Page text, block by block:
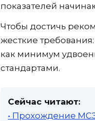
показателей
Чтобы достичь
жесткие
как минимум
стандартами.
Сейчас читают:
• Прохождение